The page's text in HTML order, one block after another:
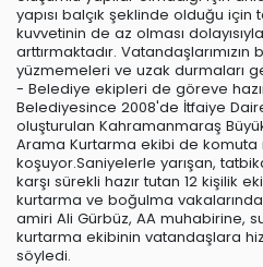
yapısı balçık şeklinde olduğu için
kuvvetinin de az olması
arttırmaktadır.
yüzmemeleri ve uzak durmaları
- Belediye ekipleri de göreve
Belediyesince 2008'de İtfaiye Daire
oluşturulan Kahramanmaraş
Arama Kurtarma ekibi de
koşuyor.Saniyelerle yarışan,
karşı sürekli hazır tutan 12 kişilik
kurtarma ve boğulma
amiri Ali Gürbüz, AA muhabirine,
kurtarma ekibinin vatandaşlara
söyledi.